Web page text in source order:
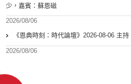
少，嘉賓：蘇恩磁
2026/08/06
《恩典時刻：時代論壇》2026-08-06 主
2026/08/06